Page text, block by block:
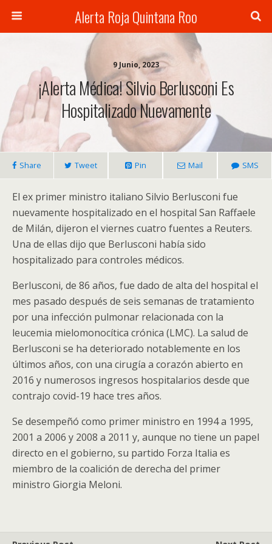
Alerta Roja Quintana Roo
9 Junio, 2023
¡Alerta Médica! Silvio Berlusconi Es
Hospitalizado Nuevamente
Share Tweet Pin Mail SMS
El ex primer ministro italiano Silvio Berlusconi fue
nuevamente hospitalizado en el hospital San Raffaele
de Milán, dijeron el viernes cuatro fuentes a Reuters.
Una de ellas dijo que Berlusconi había sido
hospitalizado para controles médicos.
Berlusconi, de 86 años, fue dado de alta del hospital el
mes pasado después de seis semanas de tratamiento
por una infección pulmonar relacionada con la
leucemia mielomonocítica crónica (LMC). La salud de
Berlusconi se ha deteriorado notablemente en los
últimos años, con una cirugía a corazón abierto en
2016 y numerosos ingresos hospitalarios desde que
contrajo covid-19 hace tres años.
Se desempeñó como primer ministro en 1994 a 1995,
2001 a 2006 y 2008 a 2011 y, aunque no tiene un papel
directo en el gobierno, su partido Forza Italia es
miembro de la coalición de derecha del primer
ministro Giorgia Meloni.